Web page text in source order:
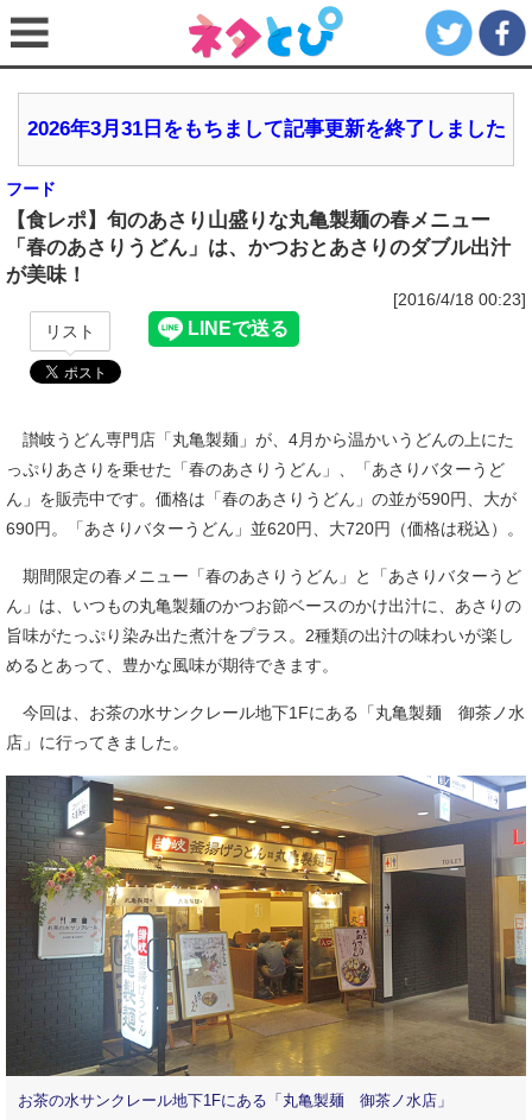
2026年3月31日をもちまして記事更新を終了しました
フード
【食レポ】旬のあさり山盛りな丸亀製麺の春メニュー
「春のあさりうどん」は、かつおとあさりのダブル出汁
が美味！
[2016/4/18 00:23]
リスト
讃岐うどん専門店「丸亀製麺」が、4月から温かいうどんの上にた
っぷりあさりを乗せた「春のあさりうどん」、「あさりバターうど
ん」を販売中です。価格は「春のあさりうどん」の並が590円、大が
690円。「あさりバターうどん」並620円、大720円（価格は税込）。
期間限定の春メニュー「春のあさりうどん」と「あさりバターうど
ん」は、いつもの丸亀製麺のかつお節ベースのかけ出汁に、あさりの
旨味がたっぷり染み出た煮汁をプラス。2種類の出汁の味わいが楽し
めるとあって、豊かな風味が期待できます。
今回は、お茶の水サンクレール地下1Fにある「丸亀製麺 御茶ノ水
店」に行ってきました。
お茶の水サンクレール地下1Fにある「丸亀製麺 御茶ノ水店」